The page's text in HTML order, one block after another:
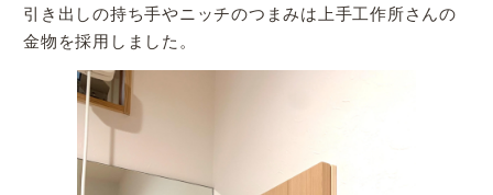
引き出しの持ち手やニッチのつまみは上手工作所さんの
金物を採用しました。